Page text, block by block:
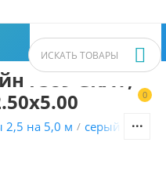
0


F389 GRAY,
2,5 на 5,0 м / серый ковры